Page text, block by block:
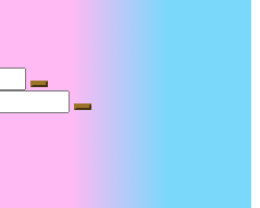
Suche
Suche